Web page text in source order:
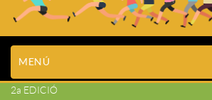
MENÚ
2a EDICIÓ